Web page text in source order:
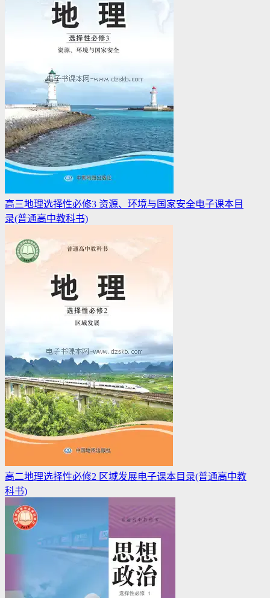
高三地理选择性必修3 资源、环境与国家安全电子课本目
录(普通高中教科书)
高二地理选择性必修2 区域发展电子课本目录(普通高中教
科书)